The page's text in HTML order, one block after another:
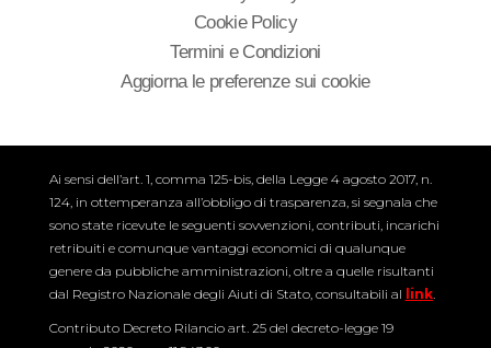
Cookie Policy
Termini e Condizioni
Aggiorna le preferenze sui cookie
Ai sensi dell’art. 1, comma 125-bis, della Legge 4 agosto 2017, n.
124, in ottemperanza all’obbligo di trasparenza, si segnala che
sono state ricevute le seguenti sovvenzioni, contributi, incarichi
retribuiti e comunque vantaggi economici di qualunque
genere da pubbliche amministrazioni, oltre a quelle risultanti
dal Registro Nazionale degli Aiuti di Stato, consultabili al link.
Contributo Decreto Rilancio art. 25 del decreto-legge 19